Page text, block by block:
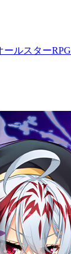
ルスターRPG